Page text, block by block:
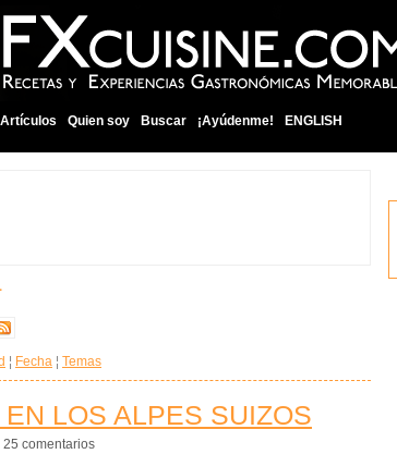
Artículos Quien soy Buscar ¡Ayúdenme! ENGLISH
¦ Fecha ¦ Temas
LOS ALPES SUIZOS
25 comentarios